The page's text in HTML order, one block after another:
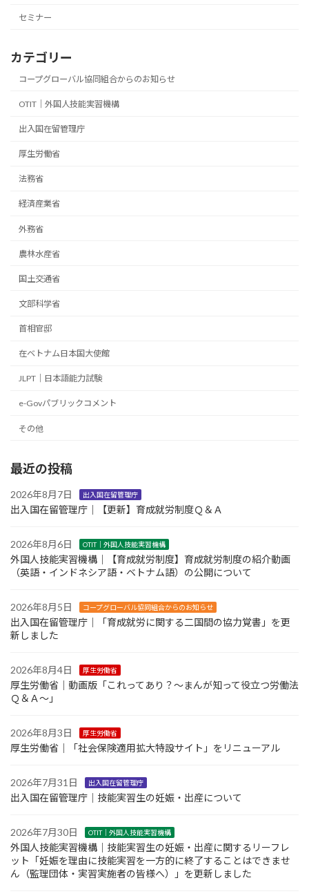
セミナー
カテゴリー
コープグローバル協同組合からのお知らせ
OTIT｜外国人技能実習機構
出入国在留管理庁
厚生労働省
法務省
経済産業省
外務省
農林水産省
国土交通省
文部科学省
首相官邸
在ベトナム日本国大使館
JLPT｜日本語能力試験
e-Govパブリックコメント
その他
最近の投稿
2026年8月7日 出入国在留管理庁
出入国在留管理庁｜【更新】育成就労制度Ｑ＆Ａ
2026年8月6日 OTIT｜外国人技能実習機構
外国人技能実習機構｜【育成就労制度】育成就労制度の紹介動画
（英語・インドネシア語・ベトナム語）の公開について
2026年8月5日 コープグローバル協同組合からのお知らせ
出入国在留管理庁｜「育成就労に関する二国間の協力覚書」を更
新しました
2026年8月4日 厚生労働省
厚生労働省｜動画版「これってあり？～まんが知って役立つ労働法
Ｑ＆Ａ～」
2026年8月3日 厚生労働省
厚生労働省｜「社会保険適用拡大特設サイト」をリニューアル
2026年7月31日 出入国在留管理庁
出入国在留管理庁｜技能実習生の妊娠・出産について
2026年7月30日 OTIT｜外国人技能実習機構
外国人技能実習機構｜技能実習生の妊娠・出産に関するリーフレ
ット「妊娠を理由に技能実習を一方的に終了することはできませ
ん（監理団体・実習実施者の皆様へ）」を更新しました